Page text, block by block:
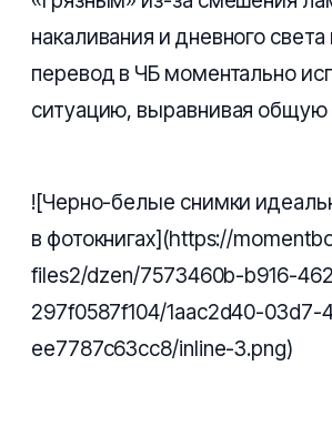
накаливания и дневного света
перевод в ЧБ моментально
ситуацию, выравнивая общую
![Черно-белые снимки
в фотокнигах](https://
files2/dzen/7573460b-b916-
297f0587f104/1aac2d40-03d7-
ee7787c63cc8/inline-3.png)